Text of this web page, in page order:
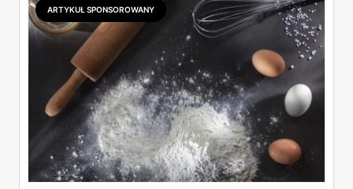
do Aldi.
ARTYKUŁ SPONSOROWANY